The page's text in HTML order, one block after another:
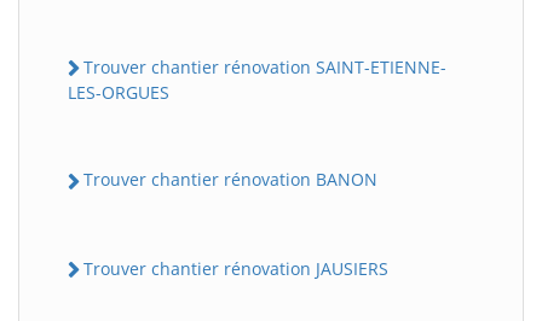
Trouver chantier rénovation SAINT-ETIENNE-
LES-ORGUES
Trouver chantier rénovation BANON
Trouver chantier rénovation JAUSIERS